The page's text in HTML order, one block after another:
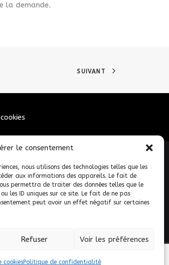
le consentement
nous utilisons des technologies telles que les
aux informations des appareils. Le fait de
permettra de traiter des données telles que le
les ID uniques sur ce site. Le fait de ne pas
peut avoir un effet négatif sur certaines
Refuser Voir les préférences
cookiesPolitique de confidentialité
la demande.
SUIVANT